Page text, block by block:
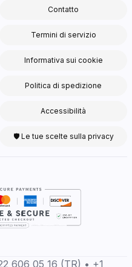
Contatto
Termini di servizio
Informativa sui cookie
Politica di spedizione
Accessibilità
🛡 Le tue scelte sulla privacy
606 05 16 (TR) • +1